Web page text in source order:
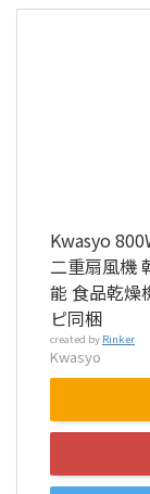
Kwasyo
二重扇風機
能 食品乾燥
ピ同梱
created by Rinker
Kwasyo